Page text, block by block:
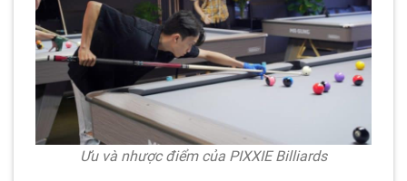
Ưu và nhược điểm của PIXXIE Billiards